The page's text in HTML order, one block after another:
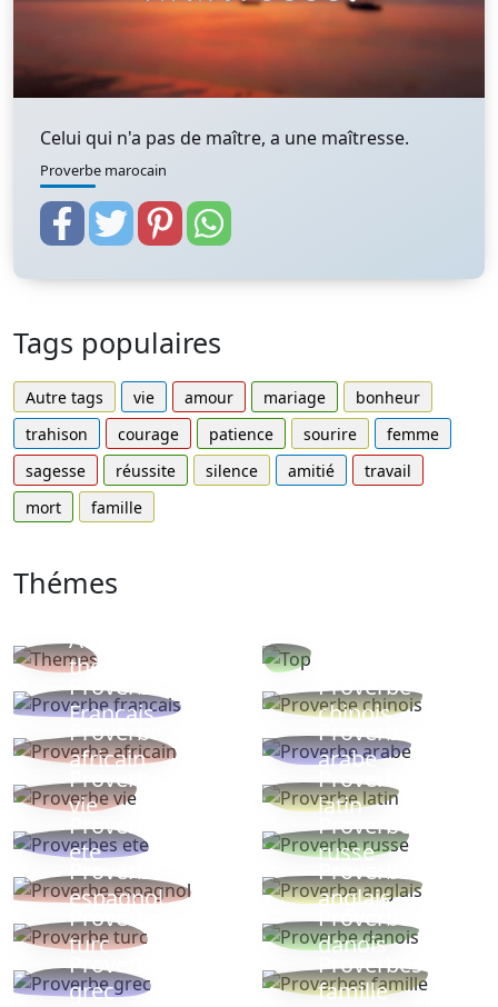
Celui qui n'a pas de maître, a une maîtresse.
Proverbe marocain
Tags populaires
Autre tags vie amour mariage
bonheur
trahison
courage patience sourire
femme
sagesse
réussite silence amitié
travail
mort
famille
Thémes
Autres
thèmes
Proverbe
Français
Proverbe
chinois
Proverbe
africain
Proverbe
arabe
Proverbe
vie
Proverbe
latin
Proverbes
ete
Proverbe
russe
Proverbe
espagnol
Proverbe
anglais
Proverbe
turc
Proverbe
danois
Proverbe
grec
Proverbes
famille